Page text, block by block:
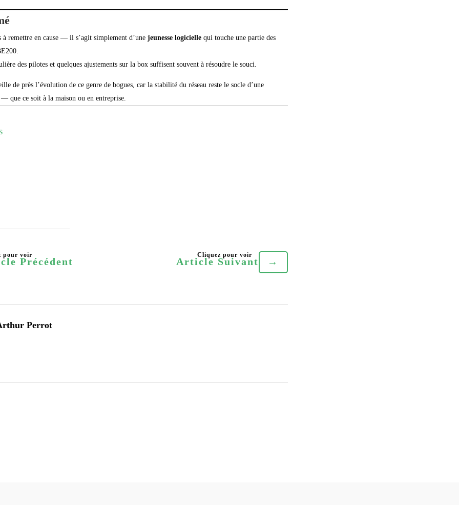
à remettre en cause — il s’agit simplement d’unejeunesse logicielle qui touche une partie des
des pilotes et quelques ajustements sur la box suffisent souvent à résoudre le souci.
de près l’évolution de ce genre de bogues, car la stabilité du réseau reste le socle d’une
que ce soit à la maison ou en entreprise.
Précédent Article Suivant →
Perrot